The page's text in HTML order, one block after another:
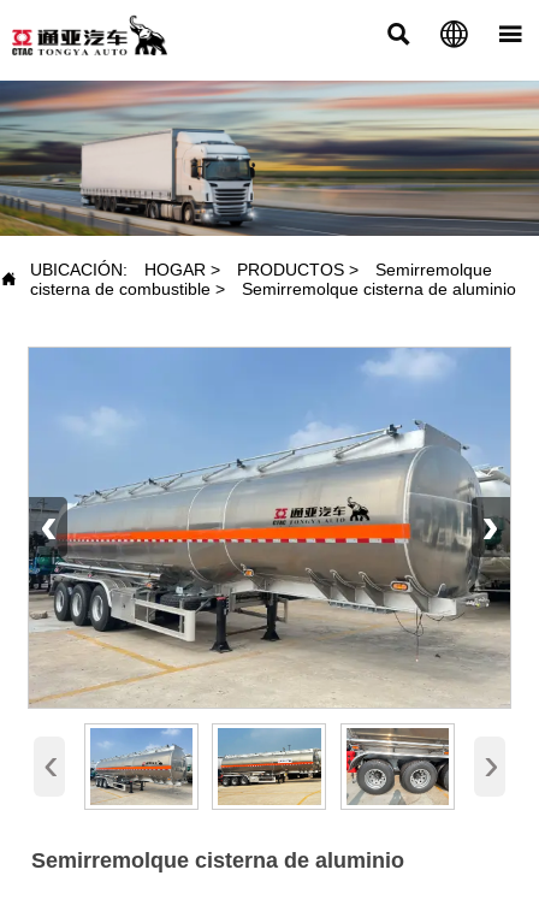
  
PRODUCTOS
 UBICACIÓN: HOGAR > PRODUCTOS >
Semirremolque
cisterna de combustible > Semirremolque cisterna de aluminio
‹ ›
‹ ›
Semirremolque cisterna de aluminio